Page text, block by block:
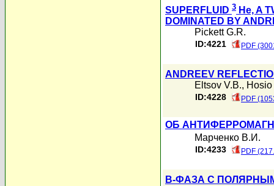
SUPERFLUID 3 He, A
DOMINATED BY
Pickett G.R.
ID:4221 PDF
ANDREEV
Eltsov V.B., Hosio
ID:4228 PDF
ОБ
Марченко В.И.
ID:4233 PDF
B-ФАЗА С